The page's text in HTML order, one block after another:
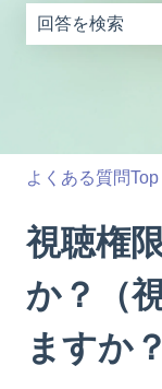
検索フィールド
よくある質問Top
視聴権
か？（
ますか？